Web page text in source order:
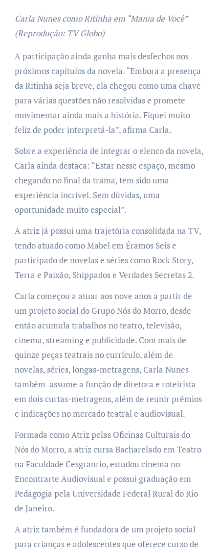
Carla Nunes como Ritinha em “Mania de Você”
(Reprodução: TV Globo)
A participação ainda ganha mais desfechos nos
próximos capítulos da novela. “Embora a presença
da Ritinha seja breve, ela chegou como uma chave
para várias questões não resolvidas e promete
movimentar ainda mais a história. Fiquei muito
feliz de poder interpretá-la”, afirma Carla.
Sobre a experiência de integrar o elenco da novela,
Carla ainda destaca: “Estar nesse espaço, mesmo
chegando no final da trama, tem sido uma
experiência incrível. Sem dúvidas, uma
oportunidade muito especial”.
A atriz já possui uma trajetória consolidada na TV,
tendo atuado como Mabel em Éramos Seis e
participado de novelas e séries como Rock Story,
Terra e Paixão, Shippados e Verdades Secretas 2.
Carla começou a atuar aos nove anos a partir de
um projeto social do Grupo Nós do Morro, desde
então acumula trabalhos no teatro, televisão,
cinema, streaming e publicidade. Com mais de
quinze peças teatrais no currículo, além de
novelas, séries, longas-metragens, Carla Nunes
também assume a função de diretora e roteirista
em dois curtas-metragens, além de reunir prêmios
e indicações no mercado teatral e audiovisual.
Formada como Atriz pelas Oficinas Culturais do
Nós do Morro, a atriz cursa Bacharelado em Teatro
na Faculdade Cesgranrio, estudou cinema no
Encontrarte Audiovisual e possui graduação em
Pedagogia pela Universidade Federal Rural do Rio
de Janeiro.
A atriz também é fundadora de um projeto social
para crianças e adolescentes que oferece curso de